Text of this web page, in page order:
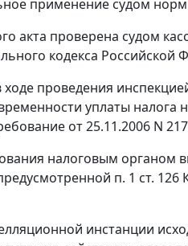
применение судом
акта проверена судом
кодекса Российской
ходе проведения
уплаты налога
от 25.11.2006 N
налоговым органом
п. 1 ст. 126
инстанции